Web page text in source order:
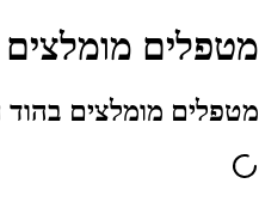
מטפלים
מטפלים מומלצים בהוד